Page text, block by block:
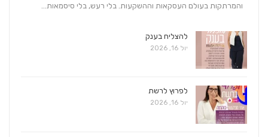
והמרתקות בעולם העסקאות וההשקעות. בלי רעש, בלי סיסמאות…
להצליח בענק
יול 16, 2026
לפרוץ לרשת
יול 16, 2026